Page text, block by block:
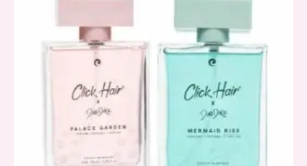
en
página